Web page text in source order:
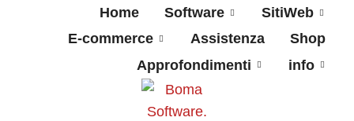
Home Software
SitiWeb
E-commerce
Assistenza
Shop
Approfondimenti
info